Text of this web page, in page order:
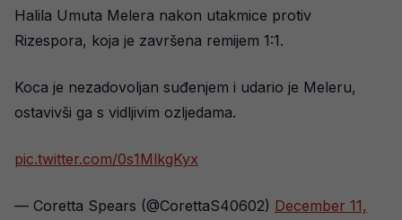
Halila Umuta Melera nakon utakmice protiv
Rizespora, koja je završena remijem 1:1.
Koca je nezadovoljan suđenjem i udario je Meleru,
ostavivši ga s vidljivim ozljedama.
pic.twitter.com/0s1MlkgKyx
— Coretta Spears (@CorettaS40602) December 11,